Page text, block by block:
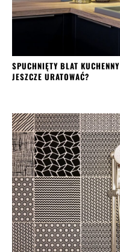
SPUCHNIĘTY BLAT
JESZCZE URATOWAĆ?